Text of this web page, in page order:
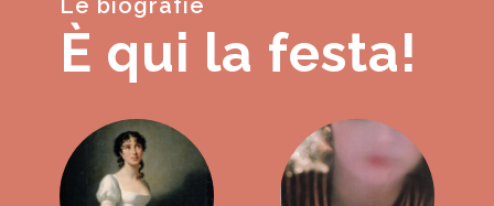
Le biografie
È qui la festa!